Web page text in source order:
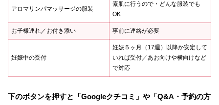
アロマリンパマッサージの服装
素肌に行うので・どんな服装でも
OK
お子様連れ／お付き添い 事前に連絡が必要
妊娠中の受付
妊娠５ヶ月（17週）以降か安定して
いれば受付／あお向けや横向けなど
で対応
下のボタンを押すと「Googleクチコミ」や「Q&A・予約の方